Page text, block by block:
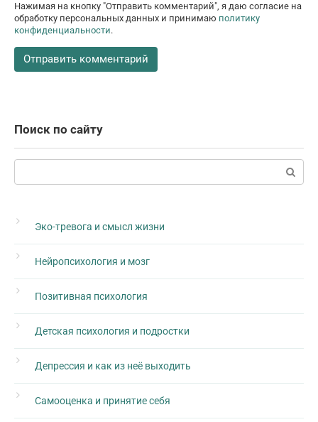
Нажимая на кнопку "Отправить комментарий", я даю согласие на
обработку персональных данных и принимаю политику
конфиденциальности.
Поиск по сайту
Эко-тревога и смысл жизни
Нейропсихология и мозг
Позитивная психология
Детская психология и подростки
Депрессия и как из неё выходить
Самооценка и принятие себя